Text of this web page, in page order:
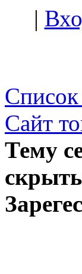
|
Список
Сайт
Тему